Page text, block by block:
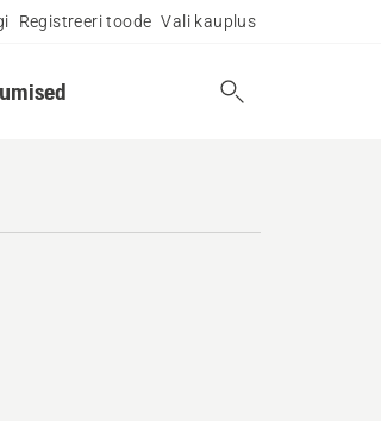
Registreeri toode Vali kauplus